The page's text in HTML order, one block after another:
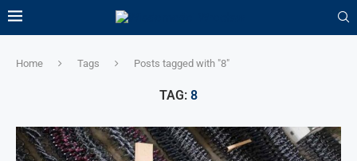
Home Tags Posts tagged with "8"
TAG: 8